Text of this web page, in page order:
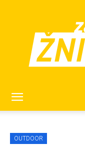
OUTDOOR